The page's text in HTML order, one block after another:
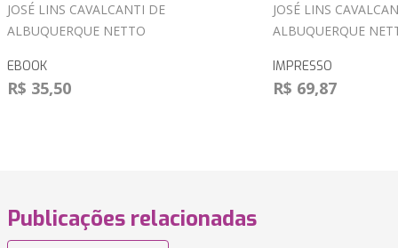
JOSÉ LINS CAVALCANTI DE
ALBUQUERQUE NETTO
EBOOK
R$ 35,50
JOSÉ LINS
ALBUQUERQUE
IMPRESSO
R$ 69,87
Publicações relacionadas